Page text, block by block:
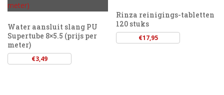
Water aansluit slang PU
Supertube 8×5.5 (prijs per
meter)
€3,49
Rinza reinigings-tabletten
120 stuks
€17,95